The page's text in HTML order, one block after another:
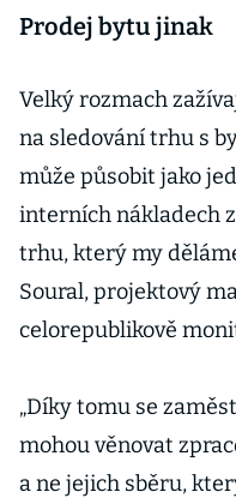
Prodej bytu jinak
Velký rozmach
na sledování trhu s
může působit jako
interních nákladech
trhu, který my
Soural, projektový
celorepublikově
„Díky tomu se
mohou věnovat
a ne jejich sběru,